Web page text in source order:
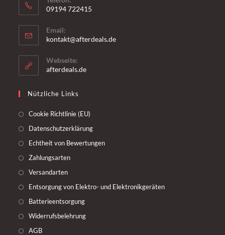
09194 722415
Email:
kontakt@afterdeals.de
Webseite:
afterdeals.de
Nützliche Links
Cookie Richtlinie (EU)
Datenschutzerklärung
Echtheit von Bewertungen
Zahlungsarten
Versandarten
Entsorgung von Elektro- und Elektronikgeräten
Batterieentsorgung
Widerrufsbelehrung
AGB